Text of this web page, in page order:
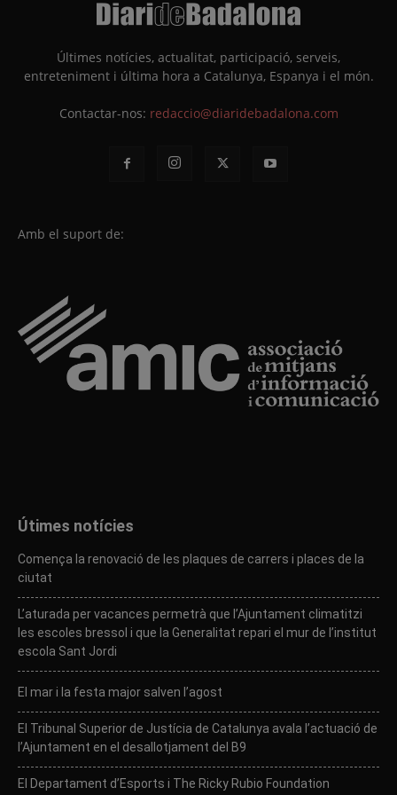
Últimes notícies, actualitat, participació, serveis,
entreteniment i última hora a Catalunya, Espanya i el món.
Contactar-nos: redaccio@diaridebadalona.com
Amb el suport de:
Útimes notícies
Comença la renovació de les plaques de carrers i places de la
ciutat
L’aturada per vacances permetrà que l’Ajuntament climatitzi
les escoles bressol i que la Generalitat repari el mur de l’institut
escola Sant Jordi
El mar i la festa major salven l’agost
El Tribunal Superior de Justícia de Catalunya avala l’actuació de
l’Ajuntament en el desallotjament del B9
El Departament d’Esports i The Ricky Rubio Foundation